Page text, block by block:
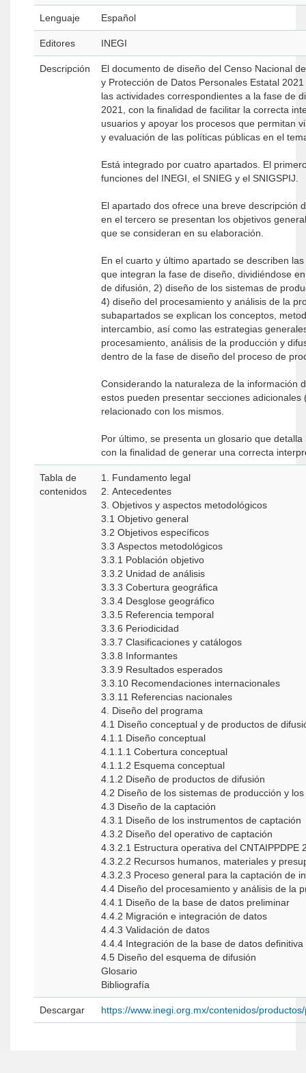
Lenguaje Español
Editores INEGI
Descripción
El documento de diseño del Censo Nacional
y Protección de Datos Personales Estatal
las actividades correspondientes a la fase de
2021, con la finalidad de facilitar la correcta
usuarios y apoyar los procesos que permitan
y evaluación de las políticas públicas en el
Está integrado por cuatro apartados. El
funciones del INEGI, el SNIEG y el SNIGSPIJ.
El apartado dos ofrece una breve descripción
en el tercero se presentan los objetivos
que se consideran en su elaboración.
En el cuarto y último apartado se describen
que integran la fase de diseño, dividiéndose
de difusión, 2) diseño de los sistemas de
4) diseño del procesamiento y análisis de la
subapartados se explican los conceptos,
intercambio, así como las estrategias
procesamiento, análisis de la producción y
dentro de la fase de diseño del proceso de
Considerando la naturaleza de la información
estos pueden presentar secciones
relacionado con los mismos.
Por último, se presenta un glosario que
con la finalidad de generar una correcta
Tabla de
contenidos
1. Fundamento legal
2. Antecedentes
3. Objetivos y aspectos metodológicos
3.1 Objetivo general
3.2 Objetivos específicos
3.3 Aspectos metodológicos
3.3.1 Población objetivo
3.3.2 Unidad de análisis
3.3.3 Cobertura geográfica
3.3.4 Desglose geográfico
3.3.5 Referencia temporal
3.3.6 Periodicidad
3.3.7 Clasificaciones y catálogos
3.3.8 Informantes
3.3.9 Resultados esperados
3.3.10 Recomendaciones internacionales
3.3.11 Referencias nacionales
4. Diseño del programa
4.1 Diseño conceptual y de productos de
4.1.1 Diseño conceptual
4.1.1.1 Cobertura conceptual
4.1.1.2 Esquema conceptual
4.1.2 Diseño de productos de difusión
4.2 Diseño de los sistemas de producción y
4.3 Diseño de la captación
4.3.1 Diseño de los instrumentos de captación
4.3.2 Diseño del operativo de captación
4.3.2.1 Estructura operativa del CNTAIPPDPE
4.3.2.2 Recursos humanos, materiales y
4.3.2.3 Proceso general para la captación de
4.4 Diseño del procesamiento y análisis de la
4.4.1 Diseño de la base de datos preliminar
4.4.2 Migración e integración de datos
4.4.3 Validación de datos
4.4.4 Integración de la base de datos definitiva
4.5 Diseño del esquema de difusión
Glosario
Bibliografía
Descargar https://www.inegi.org.mx/contenidos/